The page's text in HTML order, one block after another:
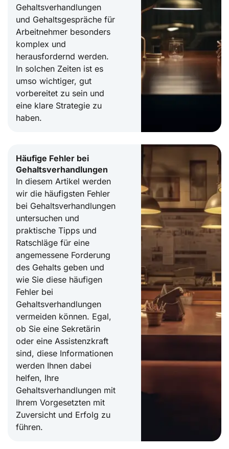
Gehaltsverhandlungen
und Gehaltsgespräche für
Arbeitnehmer besonders
komplex und
herausfordernd werden.
In solchen Zeiten ist es
umso wichtiger, gut
vorbereitet zu sein und
eine klare Strategie zu
haben.
Häufige Fehler bei
Gehaltsverhandlungen
In diesem Artikel werden
wir die häufigsten Fehler
bei Gehaltsverhandlungen
untersuchen und
praktische Tipps und
Ratschläge für eine
angemessene Forderung
des Gehalts geben und
wie Sie diese häufigen
Fehler bei
Gehaltsverhandlungen
vermeiden können. Egal,
ob Sie eine Sekretärin
oder eine Assistenzkraft
sind, diese Informationen
werden Ihnen dabei
helfen, Ihre
Gehaltsverhandlungen mit
Ihrem Vorgesetzten mit
Zuversicht und Erfolg zu
führen.